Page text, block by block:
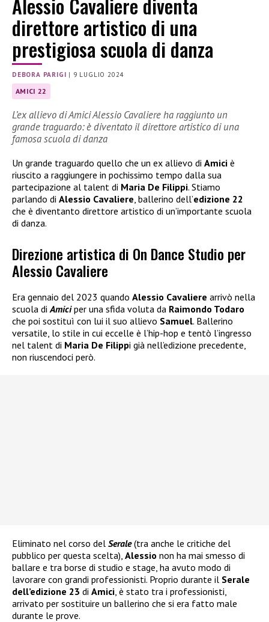
direttore artistico di una
prestigiosa scuola di danza
DEBORA PARIGI | 9 LUGLIO 2024
AMICI 22
L’ex allievo di Amici Alessio Cavaliere ha raggiunto un
grande traguardo: è diventato il direttore artistico di una
famosa scuola di danza
Un grande traguardo quello che un ex allievo di Amici è
riuscito a raggiungere in pochissimo tempo dalla sua
partecipazione al talent di Maria De Filippi. Stiamo
parlando di Alessio Cavaliere, ballerino dell’edizione 22
che è diventanto direttore artistico di un’importante scuola
di danza.
Direzione artistica di On Dance Studio per
Alessio Cavaliere
Era gennaio del 2023 quando Alessio Cavaliere arrivò nella
scuola di Amiciper una sfida voluta da Raimondo Todaro
che poi sostituì con lui il suo allievo Samuel. Ballerino
versatile, lo stile in cui eccelle è l’hip-hop e tentò l’ingresso
nel talent di Maria De Filippi già nell’edizione precedente,
non riuscendoci però.
Eliminato nel corso del Serale(tra anche le critiche del
pubblico per questa scelta), Alessio non ha mai smesso di
ballare e tra borse di studio e stage, ha avuto modo di
lavorare con grandi professionisti. Proprio durante il Serale
dell’edizione 23 di Amici , è stato tra i professionisti,
arrivato per sostituire un ballerino che si era fatto male
durante le prove.